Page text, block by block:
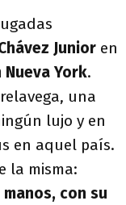
Junior en
York.
una
lujo y en
en aquel país.
la misma:
con su